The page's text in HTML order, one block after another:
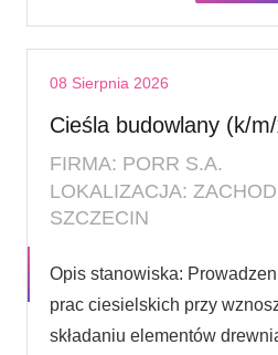
08 Sierpnia 2026
Cieśla budowlany (k/
FIRMA: PORR S.A.
LOKALIZACJA:
SZCZECIN
Opis stanowiska:
prac ciesielskich przy
składaniu elementów